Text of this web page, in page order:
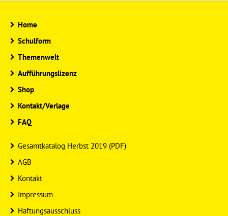
Home
Schulform
Themenwelt
Aufführungslizenz
Shop
Kontakt/Verlage
FAQ
Gesamtkatalog Herbst 2019 (PDF)
AGB
Kontakt
Impressum
Haftungsausschluss